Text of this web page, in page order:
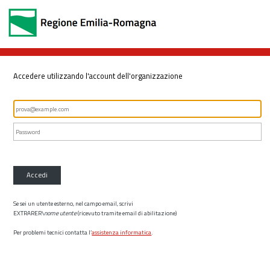
Accedere utilizzando l'account dell'organizzazione
Accedi
Se sei un utente esterno, nel campo email, scrivi
EXTRARER\nome utente(ricevuto tramite email di abilitazione)
Per problemi tecnici contatta l’assistenza informatica.